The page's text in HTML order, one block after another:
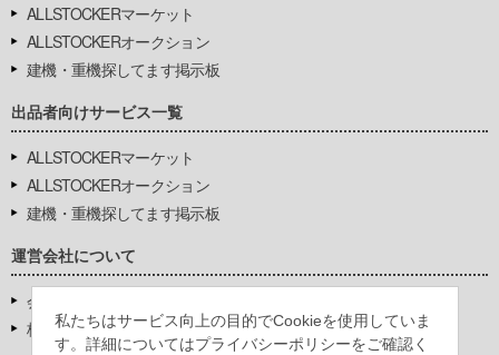
私たちはサービス向上の目的でCookieを使用していま
す。詳細についてはプライバシーポリシーをご確認く
ALLSTOCKERマーケット
ALLSTOCKERオークション
建機・重機探してます掲示板
出品者向けサービス一覧
ALLSTOCKERマーケット
ALLSTOCKERオークション
建機・重機探してます掲示板
運営会社について
会社基本情報
株式会社豊環境開発